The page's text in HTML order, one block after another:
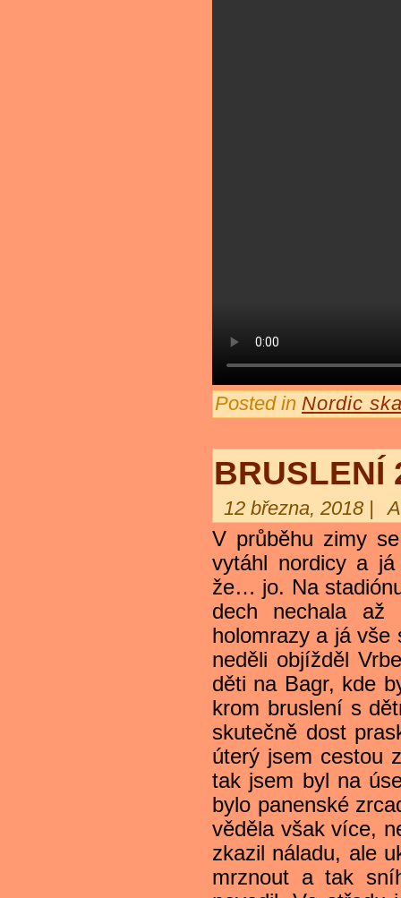
Posted in Nordic
BRUSLENÍ
12 března, 2018 |
V průběhu zimy
vytáhl nordicy a
že… jo. Na
dech nechala až
holomrazy a já vše
neděli objížděl
děti na Bagr, kde
krom bruslení s
skutečně dost
úterý jsem cestou
tak jsem byl na
bylo panenské
věděla však více,
zkazil náladu, ale
mrznout a tak